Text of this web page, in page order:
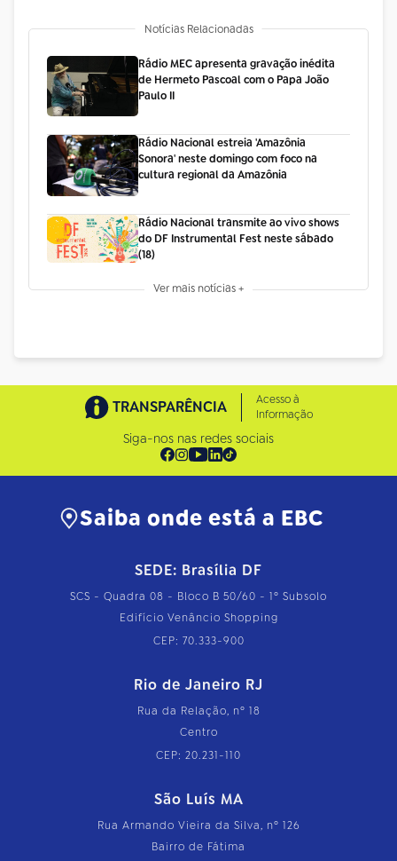
Notícias Relacionadas
Rádio MEC apresenta gravação inédita
de Hermeto Pascoal com o Papa João
Paulo II
Rádio Nacional estreia 'Amazônia
Sonora' neste domingo com foco na
cultura regional da Amazônia
Rádio Nacional transmite ao vivo shows
do DF Instrumental Fest neste sábado
(18)
Ver mais notícias +
TRANSPARÊNCIA
Acesso à
Informação
Siga-nos nas redes sociais
Saiba onde está a EBC
SEDE: Brasília DF
SCS - Quadra 08 - Bloco B 50/60 - 1º Subsolo
Edifício Venâncio Shopping
CEP: 70.333-900
Rio de Janeiro RJ
Rua da Relação, nº 18
Centro
CEP: 20.231-110
São Luís MA
Rua Armando Vieira da Silva, nº 126
Bairro de Fátima